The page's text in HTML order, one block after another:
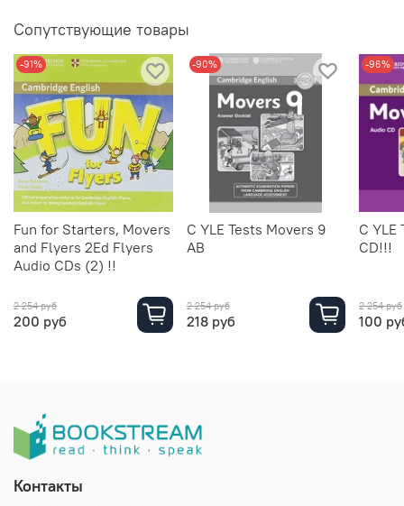
Сопутствующие товары
-91%
Fun for Starters, Movers
and Flyers 2Ed Flyers
Audio CDs (2) !!
2 254 руб
200 руб
-90%
C YLE Tests Movers 9
AB
2 254 руб
218 руб
-96%
C YLE
CD!!!
2 254 руб
100
Контакты